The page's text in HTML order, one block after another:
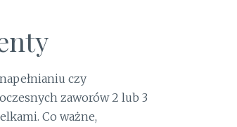
czy
zaworów 2 lub 3
Co ważne,